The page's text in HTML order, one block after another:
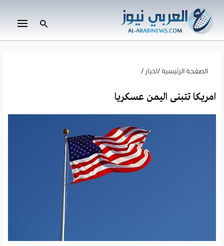
الصفحة الرئيسية /اخبار /
امريكا تتبنى اليمن عسكريا